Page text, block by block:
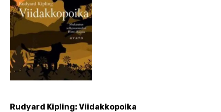
Rudyard Kipling: Viidakkopoika